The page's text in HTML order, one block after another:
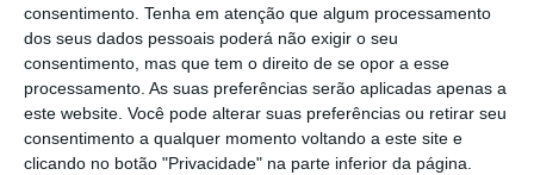
consentimento. Tenha em atenção que algum processamento
dos seus dados pessoais poderá não exigir o seu
consentimento, mas que tem o direito de se opor a esse
processamento. As suas preferências serão aplicadas apenas a
este website. Você pode alterar suas preferências ou retirar seu
consentimento a qualquer momento voltando a este site e
clicando no botão "Privacidade" na parte inferior da página.
De que forma? Assine o ECO Premium e
tenha acesso a notícias exclusivas, à
opinião que conta, às reportagens e
especiais que mostram o outro lado da